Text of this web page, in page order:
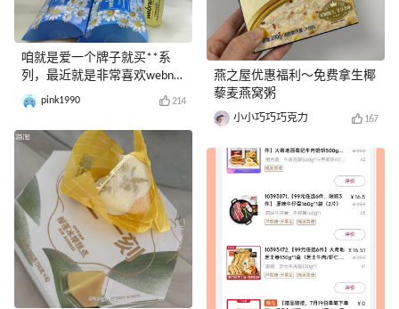
咱就是爱一个牌子就买**系
列，最近就是非常喜欢webner
这个品牌！
pink1990 214
燕之屋优惠福利～免费拿生椰
藜麦燕窝粥
小小巧巧巧克力 167